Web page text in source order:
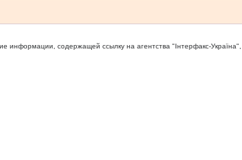
информации, содержащей ссылку на агентства "Iнтерфакс-